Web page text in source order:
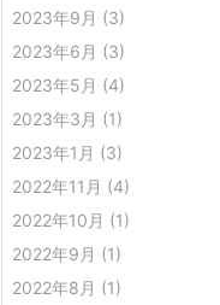
2023年9月 (3)
2023年6月 (3)
2023年5月 (4)
2023年3月 (1)
2023年1月 (3)
2022年11月 (4)
2022年10月 (1)
2022年9月 (1)
2022年8月 (1)